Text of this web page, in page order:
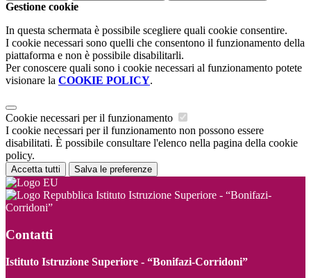
Gestione cookie
In questa schermata è possibile scegliere quali cookie consentire.
I cookie necessari sono quelli che consentono il funzionamento della
piattaforma e non è possibile disabilitarli.
Per conoscere quali sono i cookie necessari al funzionamento potete
visionare la COOKIE POLICY.
Cookie necessari per il funzionamento
I cookie necessari per il funzionamento non possono essere
disabilitati. È possibile consultare l'elenco nella pagina della cookie
policy.
Accetta tutti Salva le preferenze
Istituto Istruzione Superiore - “Bonifazi-
Corridoni”
Contatti
Istituto Istruzione Superiore - “Bonifazi-Corridoni”